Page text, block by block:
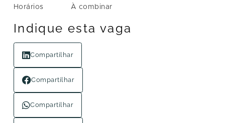
Horários
À combinar
Indique esta vaga
Compartilhar
Compartilhar
Compartilhar